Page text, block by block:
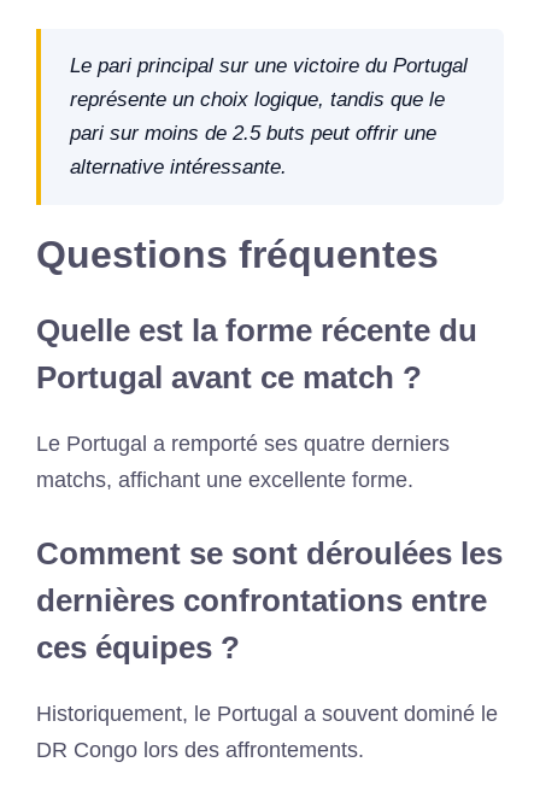
Le pari principal sur une victoire du Portugal
représente un choix logique, tandis que le
pari sur moins de 2.5 buts peut offrir une
alternative intéressante.
Questions fréquentes
Quelle est la forme récente du
Portugal avant ce match ?
Le Portugal a remporté ses quatre derniers
matchs, affichant une excellente forme.
Comment se sont déroulées les
dernières confrontations entre
ces équipes ?
Historiquement, le Portugal a souvent dominé le
DR Congo lors des affrontements.